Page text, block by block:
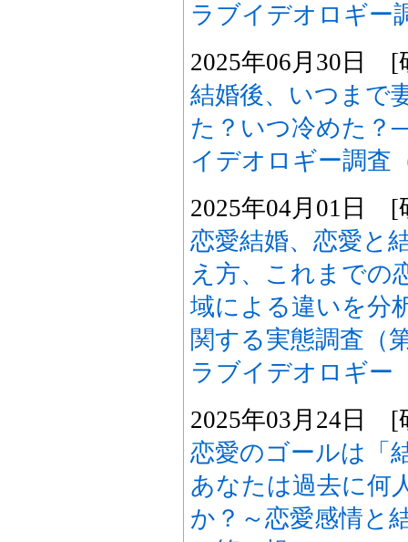
ラブイデオロギー
2025年06月30日 [
結婚後、いつまで
た？いつ冷めた？
イデオロギー調査
2025年04月01日 [
恋愛結婚、恋愛と
え方、これまでの
域による違いを分
関する実態調査（
ラブイデオロギー
2025年03月24日 [
恋愛のゴールは「
あなたは過去に何
か？～恋愛感情と